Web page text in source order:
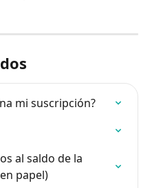
mi suscripción?
al saldo de la
papel)